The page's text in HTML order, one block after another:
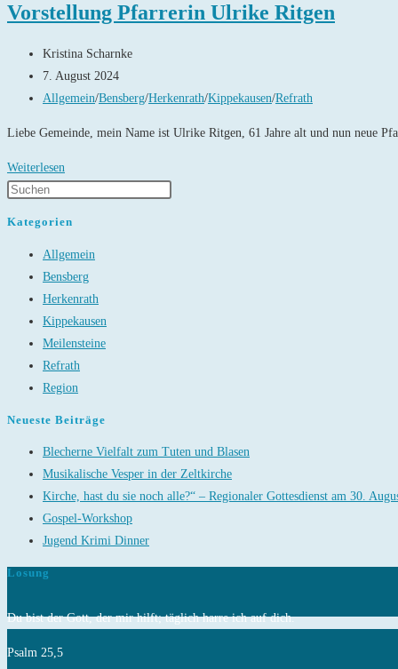
Vorstellung Pfarrerin Ulrike Ritgen
Beitrags-
Autor:
Kristina Scharnke
Beitrag
veröffentlicht:
7. August 2024
Beitrags-
Allgemein/Bensberg/Herkenrath/Kippekausen/Refrath
Liebe Gemeinde, mein Name ist Ulrike Ritgen, 61 Jahre alt und nun neue
Weiterlesen
Kategorien
Allgemein
Bensberg
Herkenrath
Kippekausen
Meilensteine
Refrath
Region
Neueste Beiträge
Blecherne Vielfalt zum Tuten und Blasen
Musikalische Vesper in der Zeltkirche
Kirche, hast du sie noch alle?“ – Regionaler Gottesdienst am 30.
Gospel-Workshop
Jugend Krimi Dinner
Losung
Du bist der Gott, der mir hilft; täglich harre ich auf dich.
Psalm 25,5